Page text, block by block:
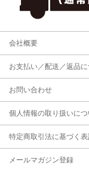
会社概要
お支払い／配送／返品
お問い合わせ
個人情報の取り扱いにつ
特定商取引法に基づく
メールマガジン登録